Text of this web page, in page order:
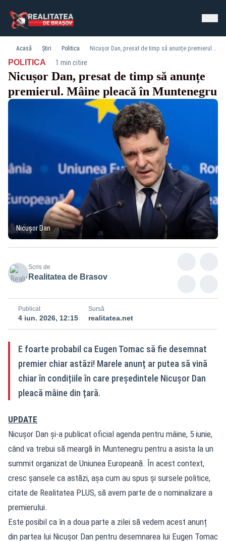
Acasă Știri Politica Nicușor Dan, presat de timp să anunțe premierul. Mâine pleacă în Muntenegru
POLITICA· 1 min citire
Nicușor Dan, presat de timp să anunțe
premierul. Mâine pleacă în Muntenegru
Nicușor Dan
Scris de
Realitatea de Brasov
Publicat
4 iun. 2026, 12:15
Sursă
realitatea.net
E foarte probabil ca Eugen Tomac să fie desemnat
premier chiar astăzi! Marele anunț ar putea să vină
chiar în condițiile în care președintele Nicușor Dan
pleacă mâine din țară.
UPDATE
Nicușor Dan și-a publicat oficial agenda pentru mâine, 5 iunie,
când va trebui să meargă în Muntenegru pentru a asista la un
summit organizat de Uniunea Europeană. În acest context,
cresc șansele ca astăzi, așa cum au spus și sursele politice,
citate de Realitatea PLUS, să avem parte de o nominalizare a
premierului.
Este posibil ca în a doua parte a zilei să vedem acest anunț
din partea lui Nicușor Dan pentru desemnarea lui Eugen Tomac